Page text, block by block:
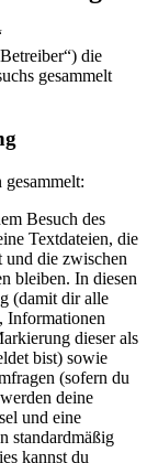
die
gesammelt
Besuch des
Textdateien, die
und die zwischen
bleiben. In diesen
(damit dir alle
Informationen
dieser als
bist) sowie
(sofern du
deine
und eine
standardmäßig
kannst du